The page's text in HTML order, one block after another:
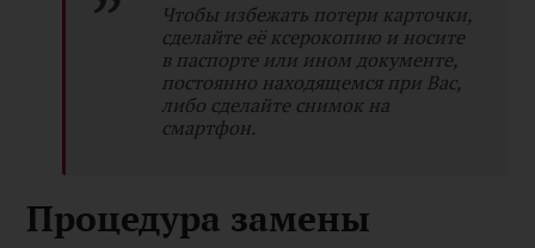
Чтобы избежать потери карточки,
сделайте её ксерокопию и носите
в паспорте или ином документе,
постоянно находящемся при Вас,
либо сделайте снимок на
смартфон.
Процедура замены